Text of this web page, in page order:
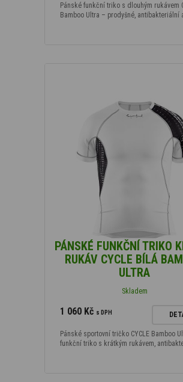
Pánské funkční triko s dlouhým rukávem
Bamboo Ultra – prodyšné, antibakteriální
PÁNSKÉ FUNKČNÍ TRIKO
RUKÁV CYCLE BÍLÁ
ULTRA
Skladem
1 060 Kč s DPH
Pánské sportovní tričko CYCLE Bamboo
funkční triko s krátkým rukávem,